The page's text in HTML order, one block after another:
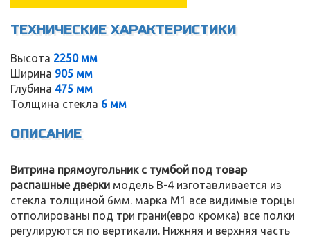
Service
ТЕХНИЧЕСКИЕ ХАРАКТЕРИСТИКИ
Высота 2250 мм
Ширина 905 мм
Глубина 475 мм
Толщина стекла 6 мм
ОПИСАНИЕ
Витрина прямоугольник с тумбой под товар
распашные дверки модель В-4 изготавливается из
стекла толщиной 6мм. марка М1 все видимые торцы
отполированы под три грани(евро кромка) все полки
регулируются по вертикали. Нижняя и верхняя часть